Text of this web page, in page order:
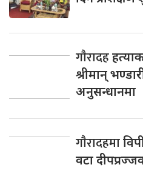
गाैरादह
श्रीमान्
अनुसन्धानमा
गाैरादहमा
वटा